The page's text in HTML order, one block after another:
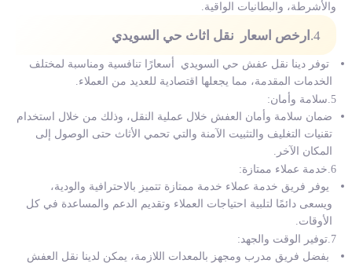
والأشرطة، والبطانيات الواقية.
4. ارخص اسعار نقل اثاث حي السويدي
توفر دينا نقل عفش حي السويدي أسعارًا تنافسية ومناسبة لمختلف
الخدمات المقدمة، مما يجعلها اقتصادية للعديد من العملاء.
5.سلامة وأمان:
ضمان سلامة وأمان العفش خلال عملية النقل، وذلك من خلال استخدام
تقنيات التغليف والتثبيت الآمنة والتي تحمي الأثاث حتى الوصول إلى
المكان الآخر.
6.خدمة عملاء ممتازة:
يوفر فريق خدمة عملاء خدمة ممتازة تتميز بالاحترافية والودية،
ويسعى دائمًا لتلبية احتياجات العملاء وتقديم الدعم والمساعدة في كل
الأوقات.
7.توفير الوقت والجهد:
بفضل فريق مدرب ومجهز بالمعدات اللازمة، يمكن لدينا نقل العفش